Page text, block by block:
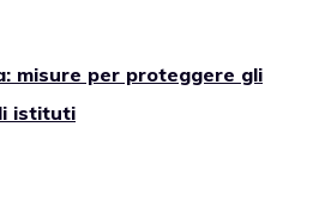
misure per proteggere gli
istituti